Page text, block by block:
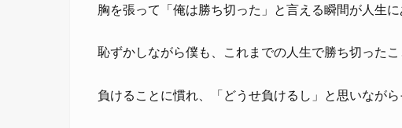
胸を張って「俺は勝ち切った」と言える瞬間が人生に
恥ずかしながら僕も、これまでの人生で勝ち切ったこ
負けることに慣れ、「どうせ負けるし」と思いなが